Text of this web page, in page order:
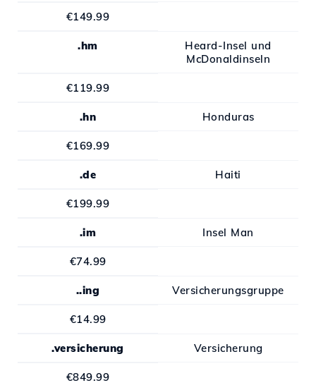
€149.99
.hm
Heard-Insel und
McDonaldinseln
€119.99
.hn Honduras
€169.99
.de Haiti
€199.99
.im Insel Man
€74.99
..ing Versicherungsgruppe
€14.99
.versicherung Versicherung
€849.99